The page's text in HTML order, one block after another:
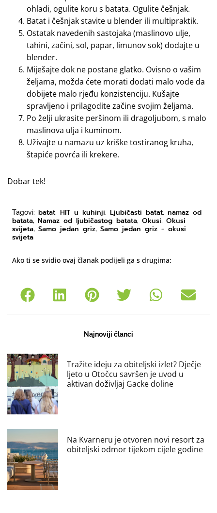
ohladi, ogulite koru s batata. Ogulite češnjak.
Batat i češnjak stavite u blender ili multipraktik.
Ostatak navedenih sastojaka (maslinovo ulje,
tahini, začini, sol, papar, limunov sok) dodajte u
blender.
Miješajte dok ne postane glatko. Ovisno o vašim
željama, možda ćete morati dodati malo vode da
dobijete malo rjeđu konzistenciju. Kušajte
spravljeno i prilagodite začine svojim željama.
Po želji ukrasite peršinom ili dragoljubom, s malo
maslinova ulja i kuminom.
Uživajte u namazu uz kriške tostiranog kruha,
štapiće povrća ili krekere.
Dobar tek!
Tagovi: batat, HIT u kuhinji, Ljubičasti batat, namaz od
batata, Namaz od ljubičastog batata, Okusi, Okusi
svijeta, Samo jedan griz, Samo jedan griz - okusi
svijeta
Ako ti se svidio ovaj članak podijeli ga s drugima:
Najnoviji članci
Tražite ideju za obiteljski izlet? Dječje
ljeto u Otočcu savršen je uvod u
aktivan doživljaj Gacke doline
Na Kvarneru je otvoren novi resort za
obiteljski odmor tijekom cijele godine